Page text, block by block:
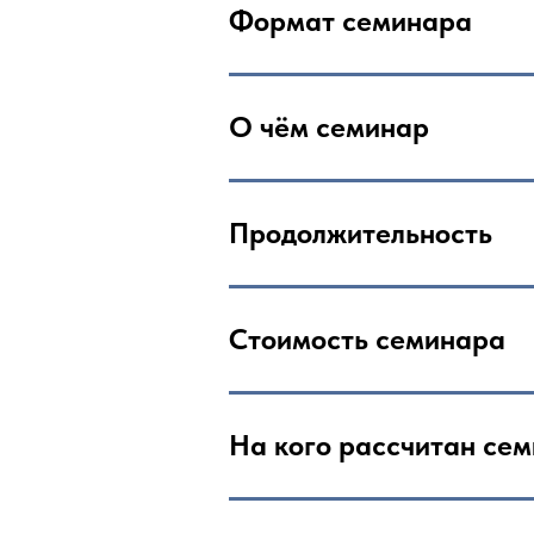
Формат семинара
О чём семинар
Продолжительность
Стоимость семинара
На кого рассчитан